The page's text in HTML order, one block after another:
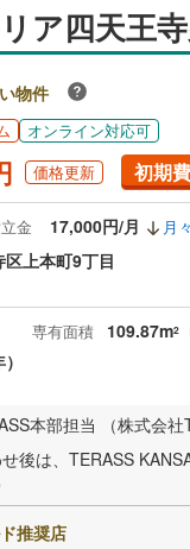
ア四天王
物件
オンライン対応可
価格更新 初期
金 17,000円/月
月
上本町9丁目
専有面積 109.87m2
本部担当 （株式会社
後は、TERASS
推奨店